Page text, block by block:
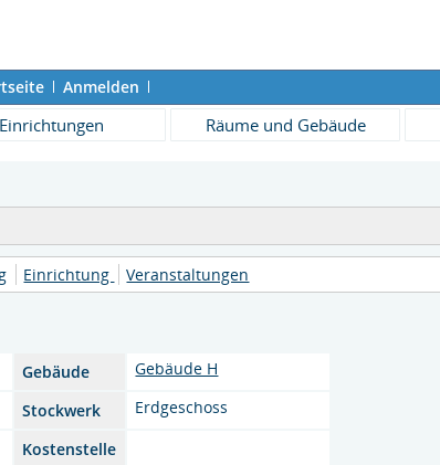
Anmelden
Einrichtungen Räume und Gebäude
Einrichtung Veranstaltungen
Gebäude
Gebäude H
Stockwerk
Erdgeschoss
Kostenstelle